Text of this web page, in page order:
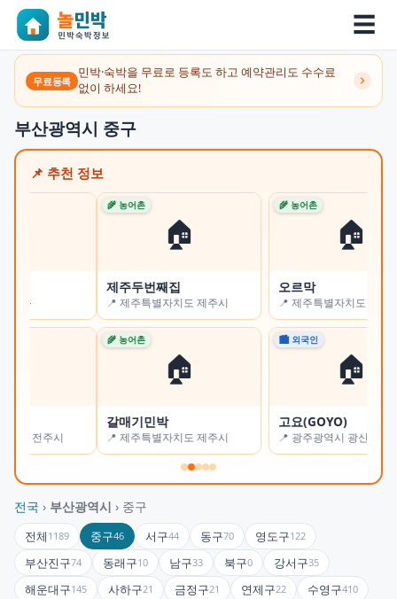
☰
무료등록
민박·숙박을 무료로 등록도 하고 예약관리도 수수료
없이 하세요!
부산광역시 중구
📌 추천 정보
제주두번째집
📍 제주특별자치도 제주시 📍 제주특별자치도 서귀포시
📍 제주특별자치도 제주시
고요(GOYO)
📍 광주광역시 광산구
전국 › 부산광역시 › 중구
전체 1189 중구46 서구44 동구70 영도구122
부산진구74 동래구10 남구33 북구0 강서구35
해운대구145 사하구21 금정구21 연제구22 수영구410